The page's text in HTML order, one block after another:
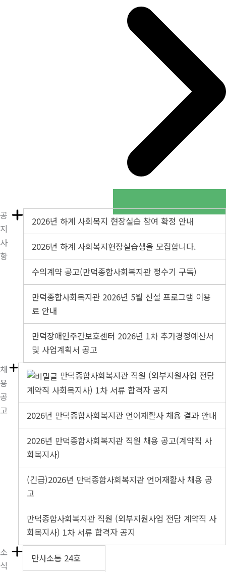
공
지
사
항
2026년 하계 사회복지 현장실습 참여 확정 안내
2026년 하계 사회복지현장실습생을 모집합니다.
수의계약 공고(만덕종합사회복지관 정수기 구독)
만덕종합사회복지관 2026년 5월 신설 프로그램 이용
료 안내
만덕장애인주간보호센터 2026년 1차 추가경정예산서
및 사업계획서 공고
채
용
공
고
만덕종합사회복지관 직원 (외부지원사업 전담
계약직 사회복지사) 1차 서류 합격자 공지
2026년 만덕종합사회복지관 언어재활사 채용 결과 안내
2026년 만덕종합사회복지관 직원 채용 공고(계약직 사
회복지사)
(긴급)2026년 만덕종합사회복지관 언어재활사 채용 공
고
만덕종합사회복지관 직원 (외부지원사업 전담 계약직 사
회복지사) 1차 서류 합격자 공지
소
식
만사소통 24호